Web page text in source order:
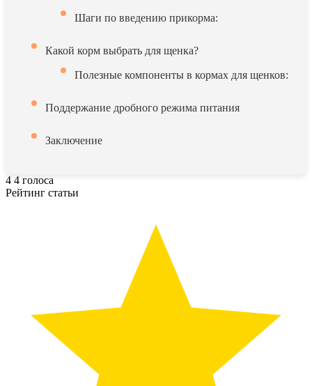
Шаги по введению прикорма:
Какой корм выбрать для щенка?
Полезные компоненты в кормах для щенков:
Поддержание дробного режима питания
Заключение
4 4 голоса
Рейтинг статьи